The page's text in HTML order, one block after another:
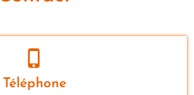
phone_iphone
Téléphone